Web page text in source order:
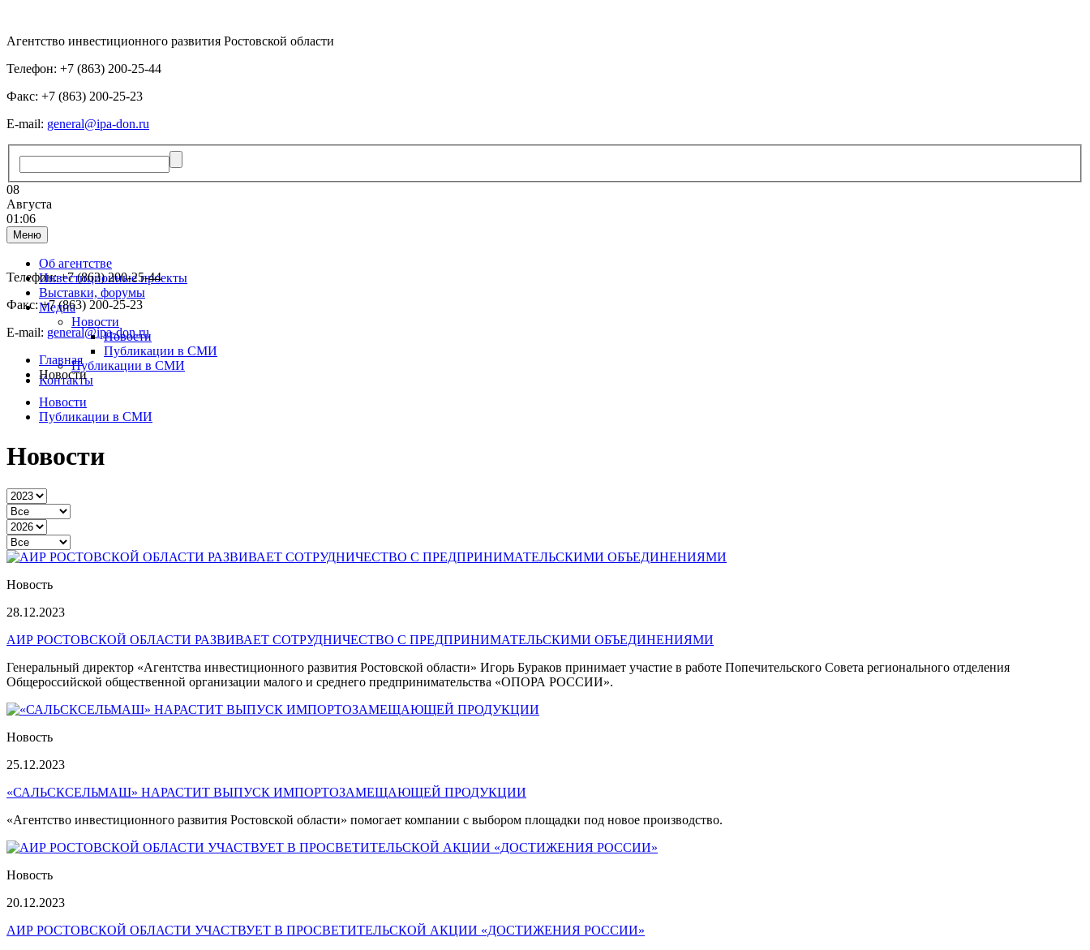
Агентство инвестиционного развития Ростовской области
Телефон: +7 (863) 200-25-44
Факс: +7 (863) 200-25-23
E-mail: general@ipa-don.ru
08
Августа
01:06
Меню
Об агентстве
Инвестиционные проекты
Выставки, форумы
Медиа
Новости
Новости
Публикации в СМИ
Публикации в СМИ
Контакты
Телефон: +7 (863) 200-25-44
Факс: +7 (863) 200-25-23
E-mail: general@ipa-don.ru
Главная
Новости
Новости
Публикации в СМИ
Новости
Новость
28.12.2023
АИР РОСТОВСКОЙ ОБЛАСТИ РАЗВИВАЕТ СОТРУДНИЧЕСТВО С ПРЕДПРИНИМАТЕЛЬСКИМИ ОБЪЕДИНЕНИЯМИ
Генеральный директор «Агентства инвестиционного развития Ростовской области» Игорь Бураков принимает участие в работе Попечительского Совета регионального отделения
Общероссийской общественной организации малого и среднего предпринимательства «ОПОРА РОССИИ».
Новость
25.12.2023
«САЛЬСКСЕЛЬМАШ» НАРАСТИТ ВЫПУСК ИМПОРТОЗАМЕЩАЮЩЕЙ ПРОДУКЦИИ
«Агентство инвестиционного развития Ростовской области» помогает компании с выбором площадки под новое производство.
Новость
20.12.2023
АИР РОСТОВСКОЙ ОБЛАСТИ УЧАСТВУЕТ В ПРОСВЕТИТЕЛЬСКОЙ АКЦИИ «ДОСТИЖЕНИЯ РОССИИ»